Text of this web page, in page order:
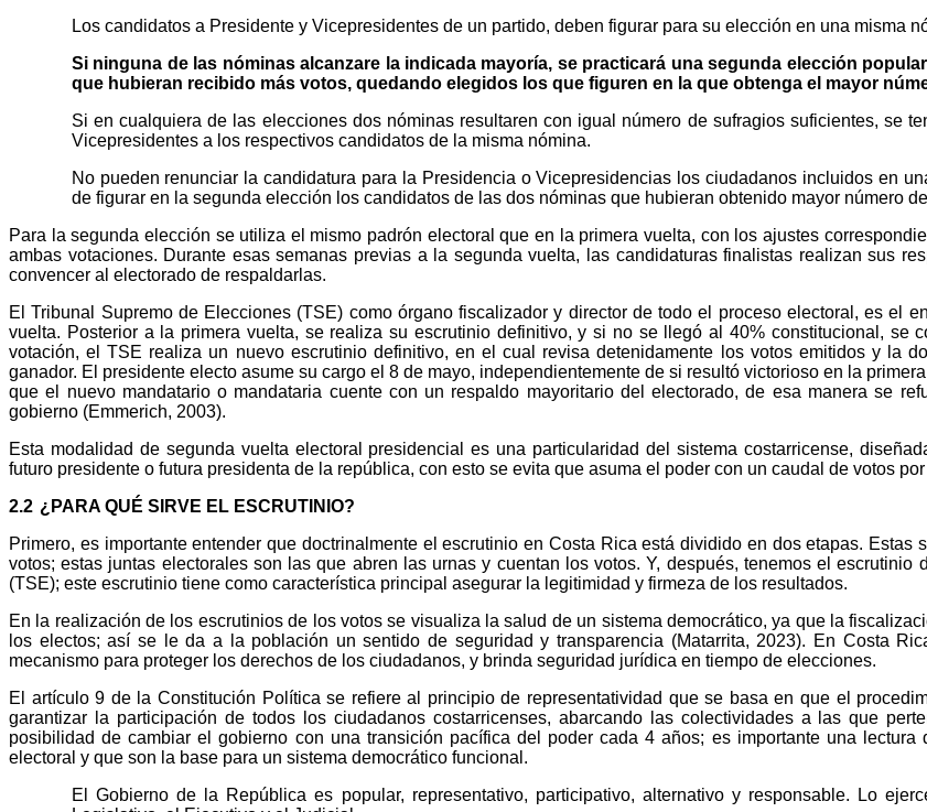
Los candidatos a Presidente y Vicepresidentes de un partido, deben figurar para su elección en una misma
Si ninguna de las nóminas alcanzare la indicada mayoría, se practicará una segunda elección
que hubieran recibido más votos, quedando elegidos los que figuren en la que obtenga el mayor
Si en cualquiera de las elecciones dos nóminas resultaren con igual número de sufragios suficientes, se
Vicepresidentes a los respectivos candidatos de la misma nómina.
No pueden renunciar la candidatura para la Presidencia o Vicepresidencias los ciudadanos incluidos en
de figurar en la segunda elección los candidatos de las dos nóminas que hubieran obtenido mayor número
Para la segunda elección se utiliza el mismo padrón electoral que en la primera vuelta, con los ajustes
ambas votaciones. Durante esas semanas previas a la segunda vuelta, las candidaturas finalistas realizan sus
convencer al electorado de respaldarlas.
El Tribunal Supremo de Elecciones (TSE) como órgano fiscalizador y director de todo el proceso electoral, es el
vuelta. Posterior a la primera vuelta, se realiza su escrutinio definitivo, y si no se llegó al 40% constitucional, se
votación, el TSE realiza un nuevo escrutinio definitivo, en el cual revisa detenidamente los votos emitidos y la
ganador. El presidente electo asume su cargo el 8 de mayo, independientemente de si resultó victorioso en la
que el nuevo mandatario o mandataria cuente con un respaldo mayoritario del electorado, de esa manera se
gobierno (Emmerich, 2003).
Esta modalidad de segunda vuelta electoral presidencial es una particularidad del sistema costarricense,
futuro presidente o futura presidenta de la república, con esto se evita que asuma el poder con un caudal de votos
2.2 ¿PARA QUÉ SIRVE EL ESCRUTINIO?
Primero, es importante entender que doctrinalmente el escrutinio en Costa Rica está dividido en dos etapas.
votos; estas juntas electorales son las que abren las urnas y cuentan los votos. Y, después, tenemos el
(TSE); este escrutinio tiene como característica principal asegurar la legitimidad y firmeza de los resultados.
En la realización de los escrutinios de los votos se visualiza la salud de un sistema democrático, ya que la
los electos; así se le da a la población un sentido de seguridad y transparencia (Matarrita, 2023). En Costa
mecanismo para proteger los derechos de los ciudadanos, y brinda seguridad jurídica en tiempo de elecciones.
El artículo 9 de la Constitución Política se refiere al principio de representatividad que se basa en que el
garantizar la participación de todos los ciudadanos costarricenses, abarcando las colectividades a las que
posibilidad de cambiar el gobierno con una transición pacífica del poder cada 4 años; es importante una
electoral y que son la base para un sistema democrático funcional.
El Gobierno de la República es popular, representativo, participativo, alternativo y responsable. Lo